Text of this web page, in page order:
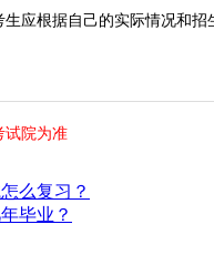
应根据自己的实际情况和招
试院为准
么复习？
毕业？